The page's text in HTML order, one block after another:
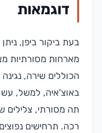
דוגמאות
בעת ביקור ביפן,
מארחות מסורתיות
הכוללים שירה,
באוצ’איה, למשל,
תה מסורתי, צלילים
רכה. תרחישים